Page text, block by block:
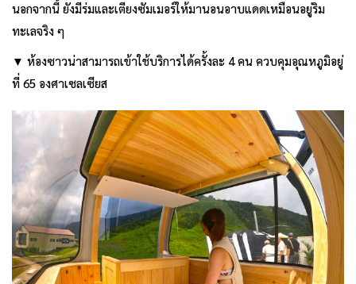
นอกจากนี้ ยังมีร่มและเตียงซัมเมอร์ให้มานอนอาบแดดเหมือนอยู่ริม
ทะเลจริง ๆ
▼ ห้องซาวน่าสามารถเข้าใช้บริการได้ครั้งละ 4 คน ควบคุมอุณหภูมิอยู่
ที่ 65 องศาเซลเซียส